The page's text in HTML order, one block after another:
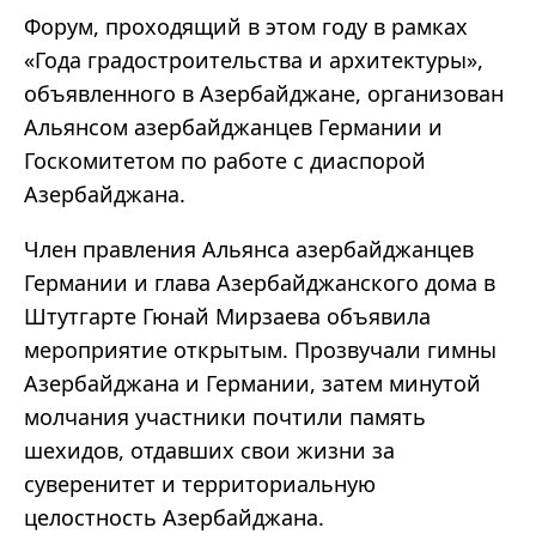
Форум, проходящий в этом году в рамках
«Года градостроительства и архитектуры»,
объявленного в Азербайджане, организован
Альянсом азербайджанцев Германии и
Госкомитетом по работе с диаспорой
Азербайджана.
Член правления Альянса азербайджанцев
Германии и глава Азербайджанского дома в
Штутгарте Гюнай Мирзаева объявила
мероприятие открытым. Прозвучали гимны
Азербайджана и Германии, затем минутой
молчания участники почтили память
шехидов, отдавших свои жизни за
суверенитет и территориальную
целостность Азербайджана.